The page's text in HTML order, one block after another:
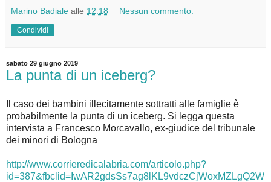
Marino Badiale alle 12:18 Nessun commento:
Condividi
sabato 29 giugno 2019
La punta di un iceberg?
Il caso dei bambini illecitamente sottratti alle famiglie è
probabilmente la punta di un iceberg. Si legga questa
intervista a Francesco Morcavallo, ex-giudice del tribunale
dei minori di Bologna
http://www.corrieredicalabria.com/articolo.php?
id=387&fbclid=IwAR2gdsSs7ag8lKL9vdczCjWoxMZLgQ2W